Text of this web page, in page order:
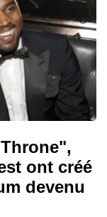
ont créé
devenu